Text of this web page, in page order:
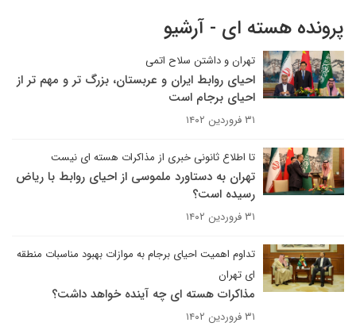
پرونده هسته ای - آرشیو
تهران و داشتن سلاح اتمی
احیای روابط ایران و عربستان، بزرگ تر و مهم تر از
احیای برجام است
۳۱ فروردین ۱۴۰۲
تا اطلاع ثانونی خبری از مذاکرات هسته ای نیست
تهران به دستاورد ملموسی از احیای روابط با ریاض
رسیده است؟
۳۱ فروردین ۱۴۰۲
تداوم اهمیت احیای برجام به موازات بهبود مناسبات منطقه
ای تهران
مذاکرات هسته ای چه آینده خواهد داشت؟
۳۱ فروردین ۱۴۰۲